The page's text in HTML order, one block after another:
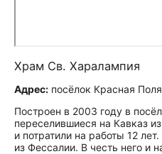
Храм Св. Харалампия
Адрес: посёлок Красная
Построен в 2003 году в
переселившиеся на Кавказ
и потратили на работы 12
из Фессалии. В честь него и